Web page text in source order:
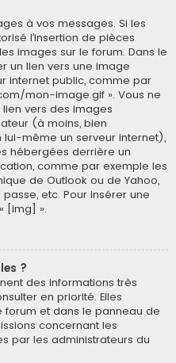
à vos messages. Si les
l’insertion de pièces
images sur le forum. Dans le
un lien vers une image
internet public, comme par
mon-image.gif ». Vous ne
vers des images
(à moins, bien
même un serveur internet),
hébergées derrière un
comme par exemple les
de Outlook ou de Yahoo,
etc. Pour insérer une
[img] ».
?
des informations très
en priorité. Elles
et dans le panneau de
concernant les
par les administrateurs du